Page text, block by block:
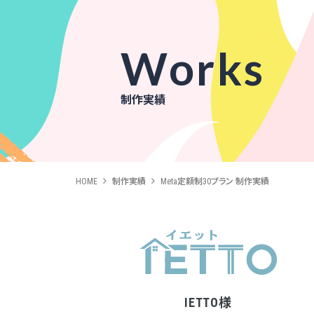
Works
制作実績
HOME 制作実績 Meta定額制30プラン 制作実績
IETTO様